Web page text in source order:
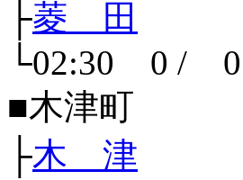
├菱 田
└02:30 0 / 0
■木津町
├木 津